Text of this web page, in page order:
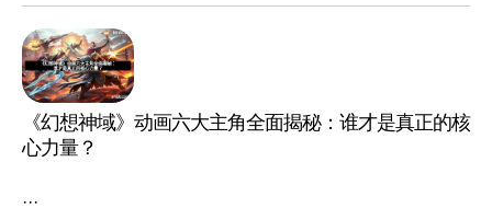
《幻想神域》动画六大主角全面揭秘：谁才是真正的核
心力量？
···